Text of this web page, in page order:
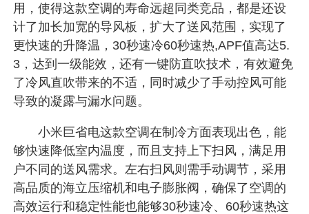
用，使得这款空调的寿命远超同类竞品，都是还设
计了加长加宽的导风板，扩大了送风范围，实现了
更快速的升降温，30秒速冷60秒速热,APF值高达5.
3，达到一级能效，还有一键防直吹技术，有效避免
了冷风直吹带来的不适，同时减少了手动控风可能
导致的凝露与漏水问题。
小米巨省电这款空调在制冷方面表现出色，能
够快速降低室内温度，而且支持上下扫风，满足用
户不同的送风需求。左右扫风则需手动调节，采用
高品质的海立压缩机和电子膨胀阀，确保了空调的
高效运行和稳定性能也能够30秒速冷、60秒速热这